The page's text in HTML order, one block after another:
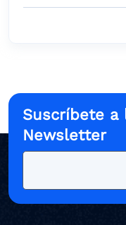
Suscríbete a
Newsletter